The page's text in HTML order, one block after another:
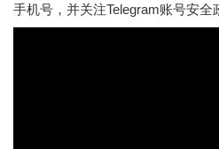
手机号，并关注Telegram账号安全